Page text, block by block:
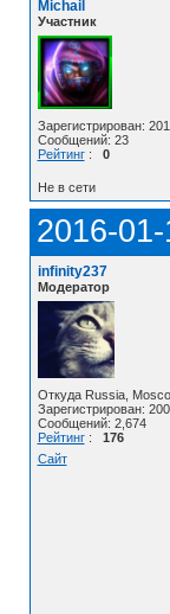
Michail
Участник
Зарегистрирован:
Сообщений: 23
Рейтинг: 0
Не в сети
2016-
infinity237
Модератор
Откуда Russia,
Зарегистрирован:
Сообщений: 2,674
Рейтинг: 176
Сайт